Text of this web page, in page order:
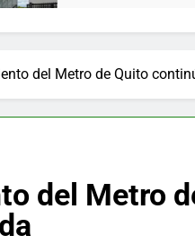
del Metro de Quito
del Metro